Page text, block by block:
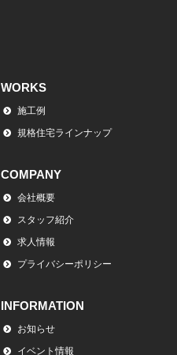
WORKS
施工例
規格住宅ラインナップ
COMPANY
会社概要
スタッフ紹介
求人情報
プライバシーポリシー
INFORMATION
お知らせ
イベント情報